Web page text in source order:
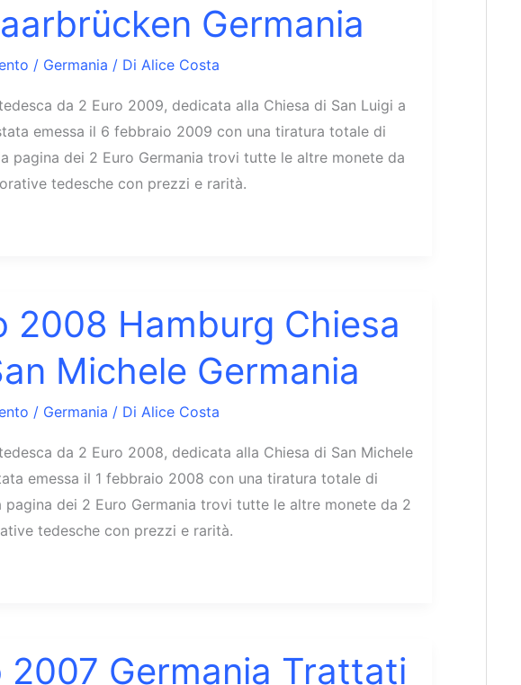
Germania
/ Germania / Di Alice Costa
da 2 Euro 2009, dedicata alla Chiesa di San Luigi a
emessa il 6 febbraio 2009 con una tiratura totale di
pagina dei 2 Euro Germania trovi tutte le altre monete da
tedesche con prezzi e rarità.
2008 Hamburg Chiesa
Michele Germania
/ Germania / Di Alice Costa
da 2 Euro 2008, dedicata alla Chiesa di San Michele
emessa il 1 febbraio 2008 con una tiratura totale di
pagina dei 2 Euro Germania trovi tutte le altre monete da 2
tedesche con prezzi e rarità.
2007 Germania Trattati